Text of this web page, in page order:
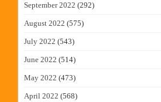
September 2022 (292)
August 2022 (575)
July 2022 (543)
June 2022 (514)
May 2022 (473)
April 2022 (568)